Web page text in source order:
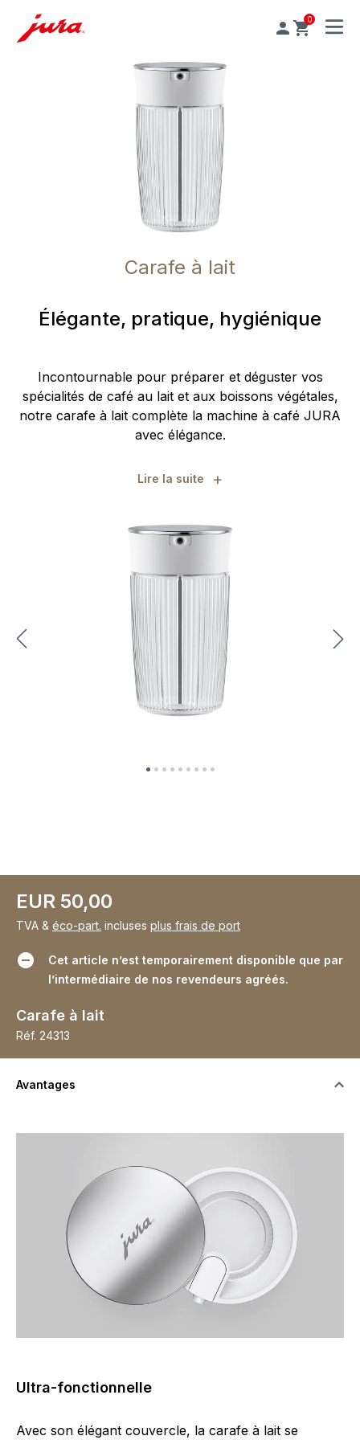
0
MENU
Carafe à lait
Élégante, pratique, hygiénique
Incontournable pour préparer et déguster vos
spécialités de café au lait et aux boissons végétales,
notre carafe à lait complète la machine à café JURA
avec élégance.
Lire la suite +
EUR 50,00
TVA & éco-part. incluses plus frais de port
Cet article n’est temporairement disponible que par
l’intermédiaire de nos revendeurs agréés.
Carafe à lait
Réf. 24313
Avantages
Ultra-fonctionnelle
Avec son élégant couvercle, la carafe à lait se